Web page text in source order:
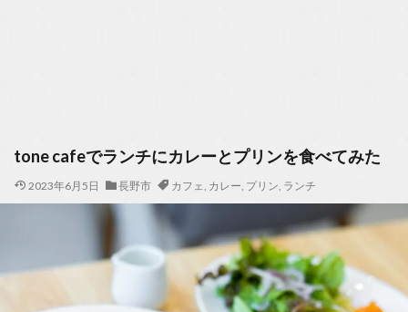
tone cafeでランチにカレーとプリンを食べてみた
2023年6月5日 長野市 カフェ, カレー, プリン, ランチ